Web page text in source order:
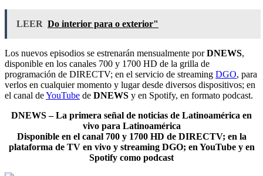
LEER Do interior para o exterior"
Los nuevos episodios se estrenarán mensualmente porDNEWS,
disponible en los canales 700 y 1700 HD de la grilla de
programación de DIRECTV; en el servicio de streaming DGO, para
verlos en cualquier momento y lugar desde diversos dispositivos; en
el canal deYouTube de DNEWS y en Spotify, en formato podcast.
DNEWS – La primera señal de noticias de Latinoamérica en
vivo para Latinoamérica
Disponible en el canal 700 y 1700 HD de DIRECTV; en la
plataforma de TV en vivo y streaming DGO; en YouTube y en
Spotify como podcast